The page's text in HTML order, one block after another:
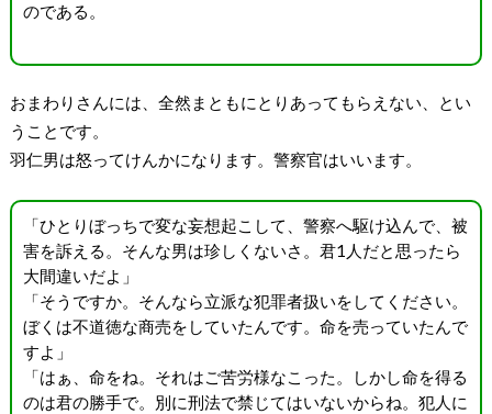
のである。
おまわりさんには、全然まともにとりあってもらえない、とい
うことです。
羽仁男は怒ってけんかになります。警察官はいいます。
「ひとりぼっちで変な妄想起こして、警察へ駆け込んで、被
害を訴える。そんな男は珍しくないさ。君1人だと思ったら
大間違いだよ」
「そうですか。そんなら立派な犯罪者扱いをしてください。
ぼくは不道徳な商売をしていたんです。命を売っていたんで
すよ」
「はぁ、命をね。それはご苦労様なこった。しかし命を得る
のは君の勝手で。別に刑法で禁じてはいないからね。犯人に